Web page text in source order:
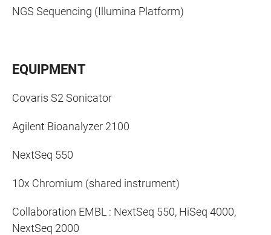
NGS Sequencing (Illumina Platform)
EQUIPMENT
Covaris S2 Sonicator
Agilent Bioanalyzer 2100
NextSeq 550
10x Chromium (shared instrument)
Collaboration EMBL : NextSeq 550, HiSeq 4000,
NextSeq 2000